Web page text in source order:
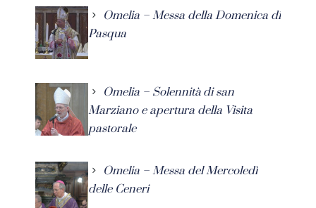
Omelia – Messa della Domenica di
Pasqua
Omelia – Solennità di san
Marziano e apertura della Visita
pastorale
Omelia – Messa del Mercoledì
delle Ceneri